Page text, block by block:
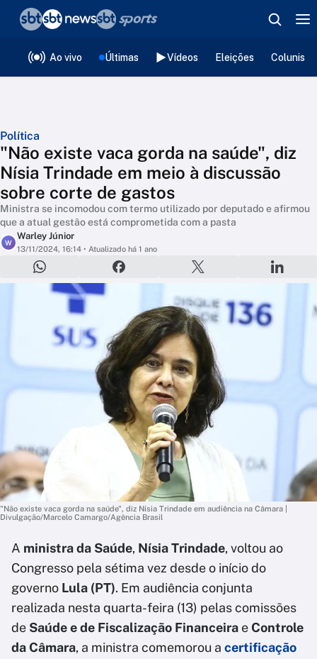
Ao vivo Últimas Vídeos Eleições
Política
"Não existe vaca gorda na saúde", diz
Nísia Trindade em meio à discussão
sobre corte de gastos
Ministra se incomodou com termo utilizado por deputado e afirmou
que a atual gestão está comprometida com a pasta
W
Warley Júnior
13/11/2024, 16:14 • Atualizado há 1 ano
"Não existe vaca gorda na saúde", diz Nísia Trindade em audiência na Câmara |
Divulgação/Marcelo Camargo/Agência Brasil
A ministra da Saúde, Nísia Trindade, voltou ao
Congresso pela sétima vez desde o início do
governo Lula (PT). Em audiência conjunta
realizada nesta quarta-feira (13) pelas comissões
de Saúde e de Fiscalização Financeira eControle
da Câmara, a ministra comemorou a certificação
❮voltar
Editorias